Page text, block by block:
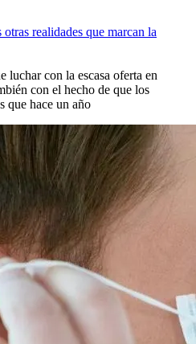
realidades que marcan la
luchar con la escasa oferta en
con el hecho de que los
que hace un año